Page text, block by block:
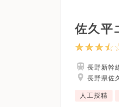
佐久平
長野新幹
長野県佐
人工授精